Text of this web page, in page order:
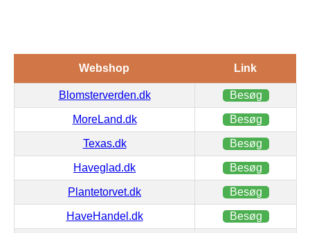
Webshop Link
Blomsterverden.dk Besøg
MoreLand.dk Besøg
Texas.dk Besøg
Haveglad.dk Besøg
Plantetorvet.dk Besøg
HaveHandel.dk Besøg